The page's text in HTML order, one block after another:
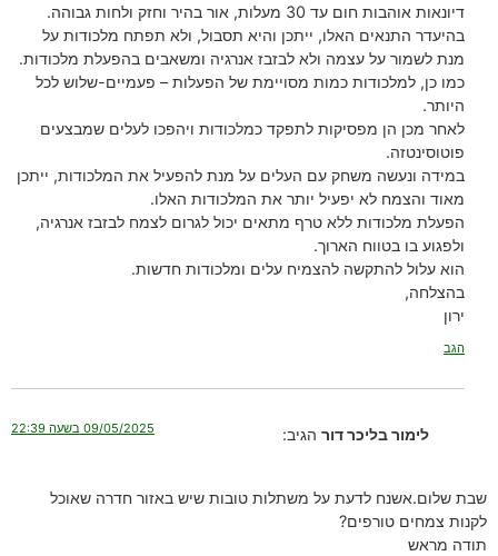
דיונאות אוהבות חום עד 30 מעלות, אור בהיר וחזק ולחות גבוהה.
בהיעדר התנאים האלו, ייתכן והיא תסבול, ולא תפתח מלכודות על
מנת לשמור על עצמה ולא לבזבז אנרגיה ומשאבים בהפעלת מלכודות.
כמו כן, למלכודות כמות מסויימת של הפעלות – פעמיים-שלוש לכל
היותר.
לאחר מכן הן מפסיקות לתפקד כמלכודות ויהפכו לעלים שמבצעים
פוטוסינטזה.
במידה ונעשה משחק עם העלים על מנת להפעיל את המלכודות, ייתכן
מאוד והצמח לא יפעיל יותר את המלכודות האלו.
הפעלת מלכודות ללא טרף מתאים יכול לגרום לצמח לבזבז אנרגיה,
ולפגוע בו בטווח הארוך.
הוא עלול להתקשה להצמיח עלים ומלכודות חדשות.
בהצלחה,
ירון
הגב
לימור בליכר דור הגיב: 09/05/2025 בשעה 22:39
שבת שלום.אשנח לדעת על משתלות טובות שיש באזור חדרה שאוכל
לקנות צמחים טורפים?
תודה מראש